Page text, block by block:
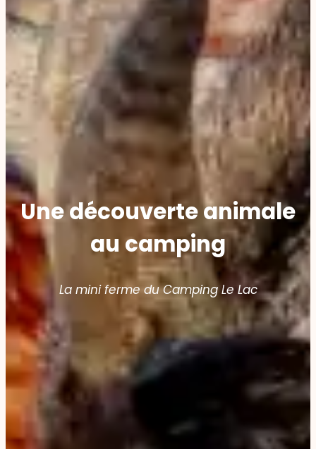
Une découverte animale
au camping
La mini ferme du Camping Le Lac